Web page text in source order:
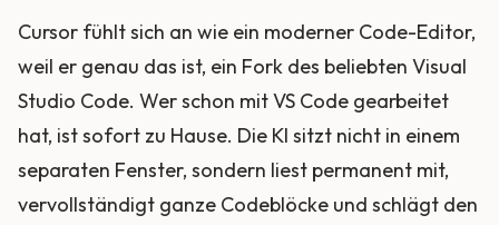
Cursor fühlt sich an wie ein moderner Code-Editor,
weil er genau das ist, ein Fork des beliebten Visual
Studio Code. Wer schon mit VS Code gearbeitet
hat, ist sofort zu Hause. Die KI sitzt nicht in einem
separaten Fenster, sondern liest permanent mit,
vervollständigt ganze Codeblöcke und schlägt den